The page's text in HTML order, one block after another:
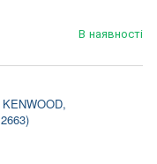
В наявності